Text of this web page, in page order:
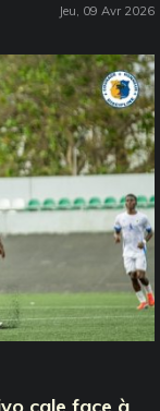
Jeu, 09 Avr 2026